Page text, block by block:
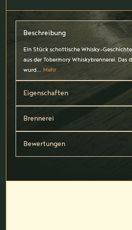
Beschreibung
Ein Stück schottische Whisky-
aus der Tobermory Whiskybrennerei. Das
wurd… Mehr
Eigenschaften
Brennerei
Bewertungen